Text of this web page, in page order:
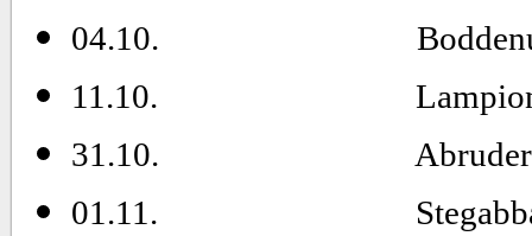
04.10.
11.10.
31.10.
01.11.